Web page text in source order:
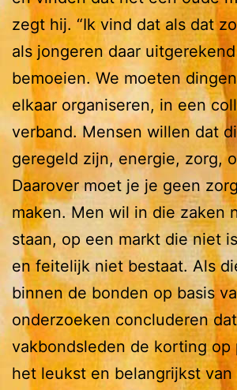
zegt hij. “Ik vind dat als dat
als jongeren daar
bemoeien. We moeten
elkaar organiseren, in een
verband. Mensen willen dat
geregeld zijn, energie, zorg,
Daarover moet je je geen
maken. Men wil in die zaken
staan, op een markt die niet
en feitelijk niet bestaat. Als
binnen de bonden op basis
onderzoeken concluderen dat
vakbondsleden de korting op
het leukst en belangrijkst van